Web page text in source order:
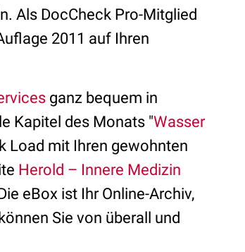
Als DocCheck Pro-Mitglied
2011 auf Ihren
ganz bequem in
Kapitel des Monats "Wasser
Load mit Ihren gewohnten
Herold – Innere Medizin
eBox ist Ihr Online-Archiv,
Sie von überall und